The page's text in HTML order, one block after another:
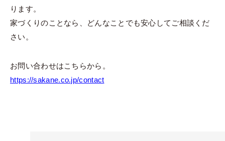
ります。
家づくりのことなら、どんなことでも安心してご相談くだ
さい。
お問い合わせはこちらから。
https://sakane.co.jp/contact